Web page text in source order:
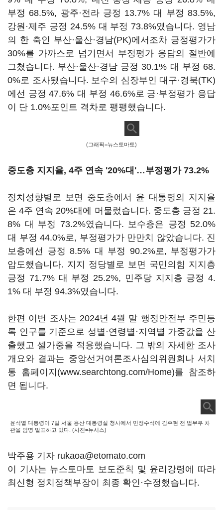
부정 68.5%, 광주·전라 긍정 13.7% 대 부정 83.5%,
강원·제주 긍정 24.5% 대 부정 73.8%였습니다. 영남
의 한 축인 부산·울산·경남(PK)에서조차 긍정평가가
30%를 가까스로 넘기면서 부정평가 응답의 절반에
그쳤습니다. 부산·울산·경남 긍정 30.1% 대 부정 68.
0%로 조사됐습니다. 보수의 심장부인 대구·경북(TK)
에선 긍정 47.6% 대 부정 46.6%로 긍·부정평가 응답
이 단 1.0%포인트 격차로 팽팽했습니다.
(그래픽=뉴스토마토)
중도층 지지율, 4주 연속 '20%대'…부정평가 73.2%
정치성향별로 보면 중도층에서 윤 대통령의 지지율
은 4주 연속 20%대에 머물렀습니다. 중도층 긍정 21.
8% 대 부정 73.2%였습니다. 보수층은 긍정 52.0%
대 부정 44.0%로, 부정평가가 만만치 않았습니다. 진
보층에선 긍정 8.5% 대 부정 90.2%로, 부정평가가
압도했습니다. 지지 정당별로 보면 국민의힘 지지층
긍정 71.7% 대 부정 25.2%, 민주당 지지층 긍정 4.
1% 대 부정 94.3%였습니다.
한편 이번 조사는 2024년 4월 말 행정안전부 주민등
록 인구를 기준으로 성별·연령별·지역별 가중값을 산
출했고 셀가중을 적용했습니다. 그 밖의 자세한 조사
개요와 결과는 중앙선거여론조사심의위원회나 서치
통 홈페이지(www.searchtong.com/Home)를 참조하
면 됩니다.
윤석열 대통령이 7일 서울 용산 대통령실 청사에서 민정수석에 김주현 전 법무부 차
관을 임명 발표하고 있다. (사진=뉴시스)
박주용 기자 rukaoa@etomato.com
이 기사는 뉴스토마토 보도준칙 및 윤리강령에 따라
최신형 정치정책부장이 최종 확인·수정했습니다.